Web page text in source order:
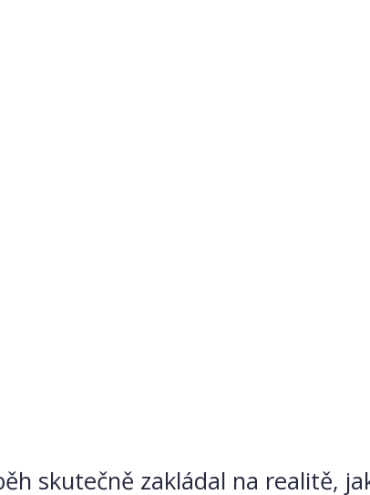
skutečně zakládal na realitě,